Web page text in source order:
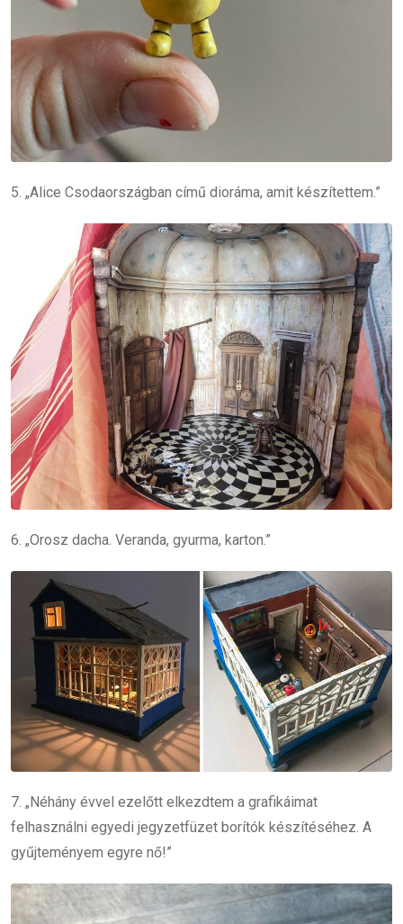
5. „Alice Csodaországban című dioráma, amit készítettem.”
6. „Orosz dacha. Veranda, gyurma, karton.”
7. „Néhány évvel ezelőtt elkezdtem a grafikáimat
felhasználni egyedi jegyzetfüzet borítók készítéséhez. A
gyűjteményem egyre nő!”